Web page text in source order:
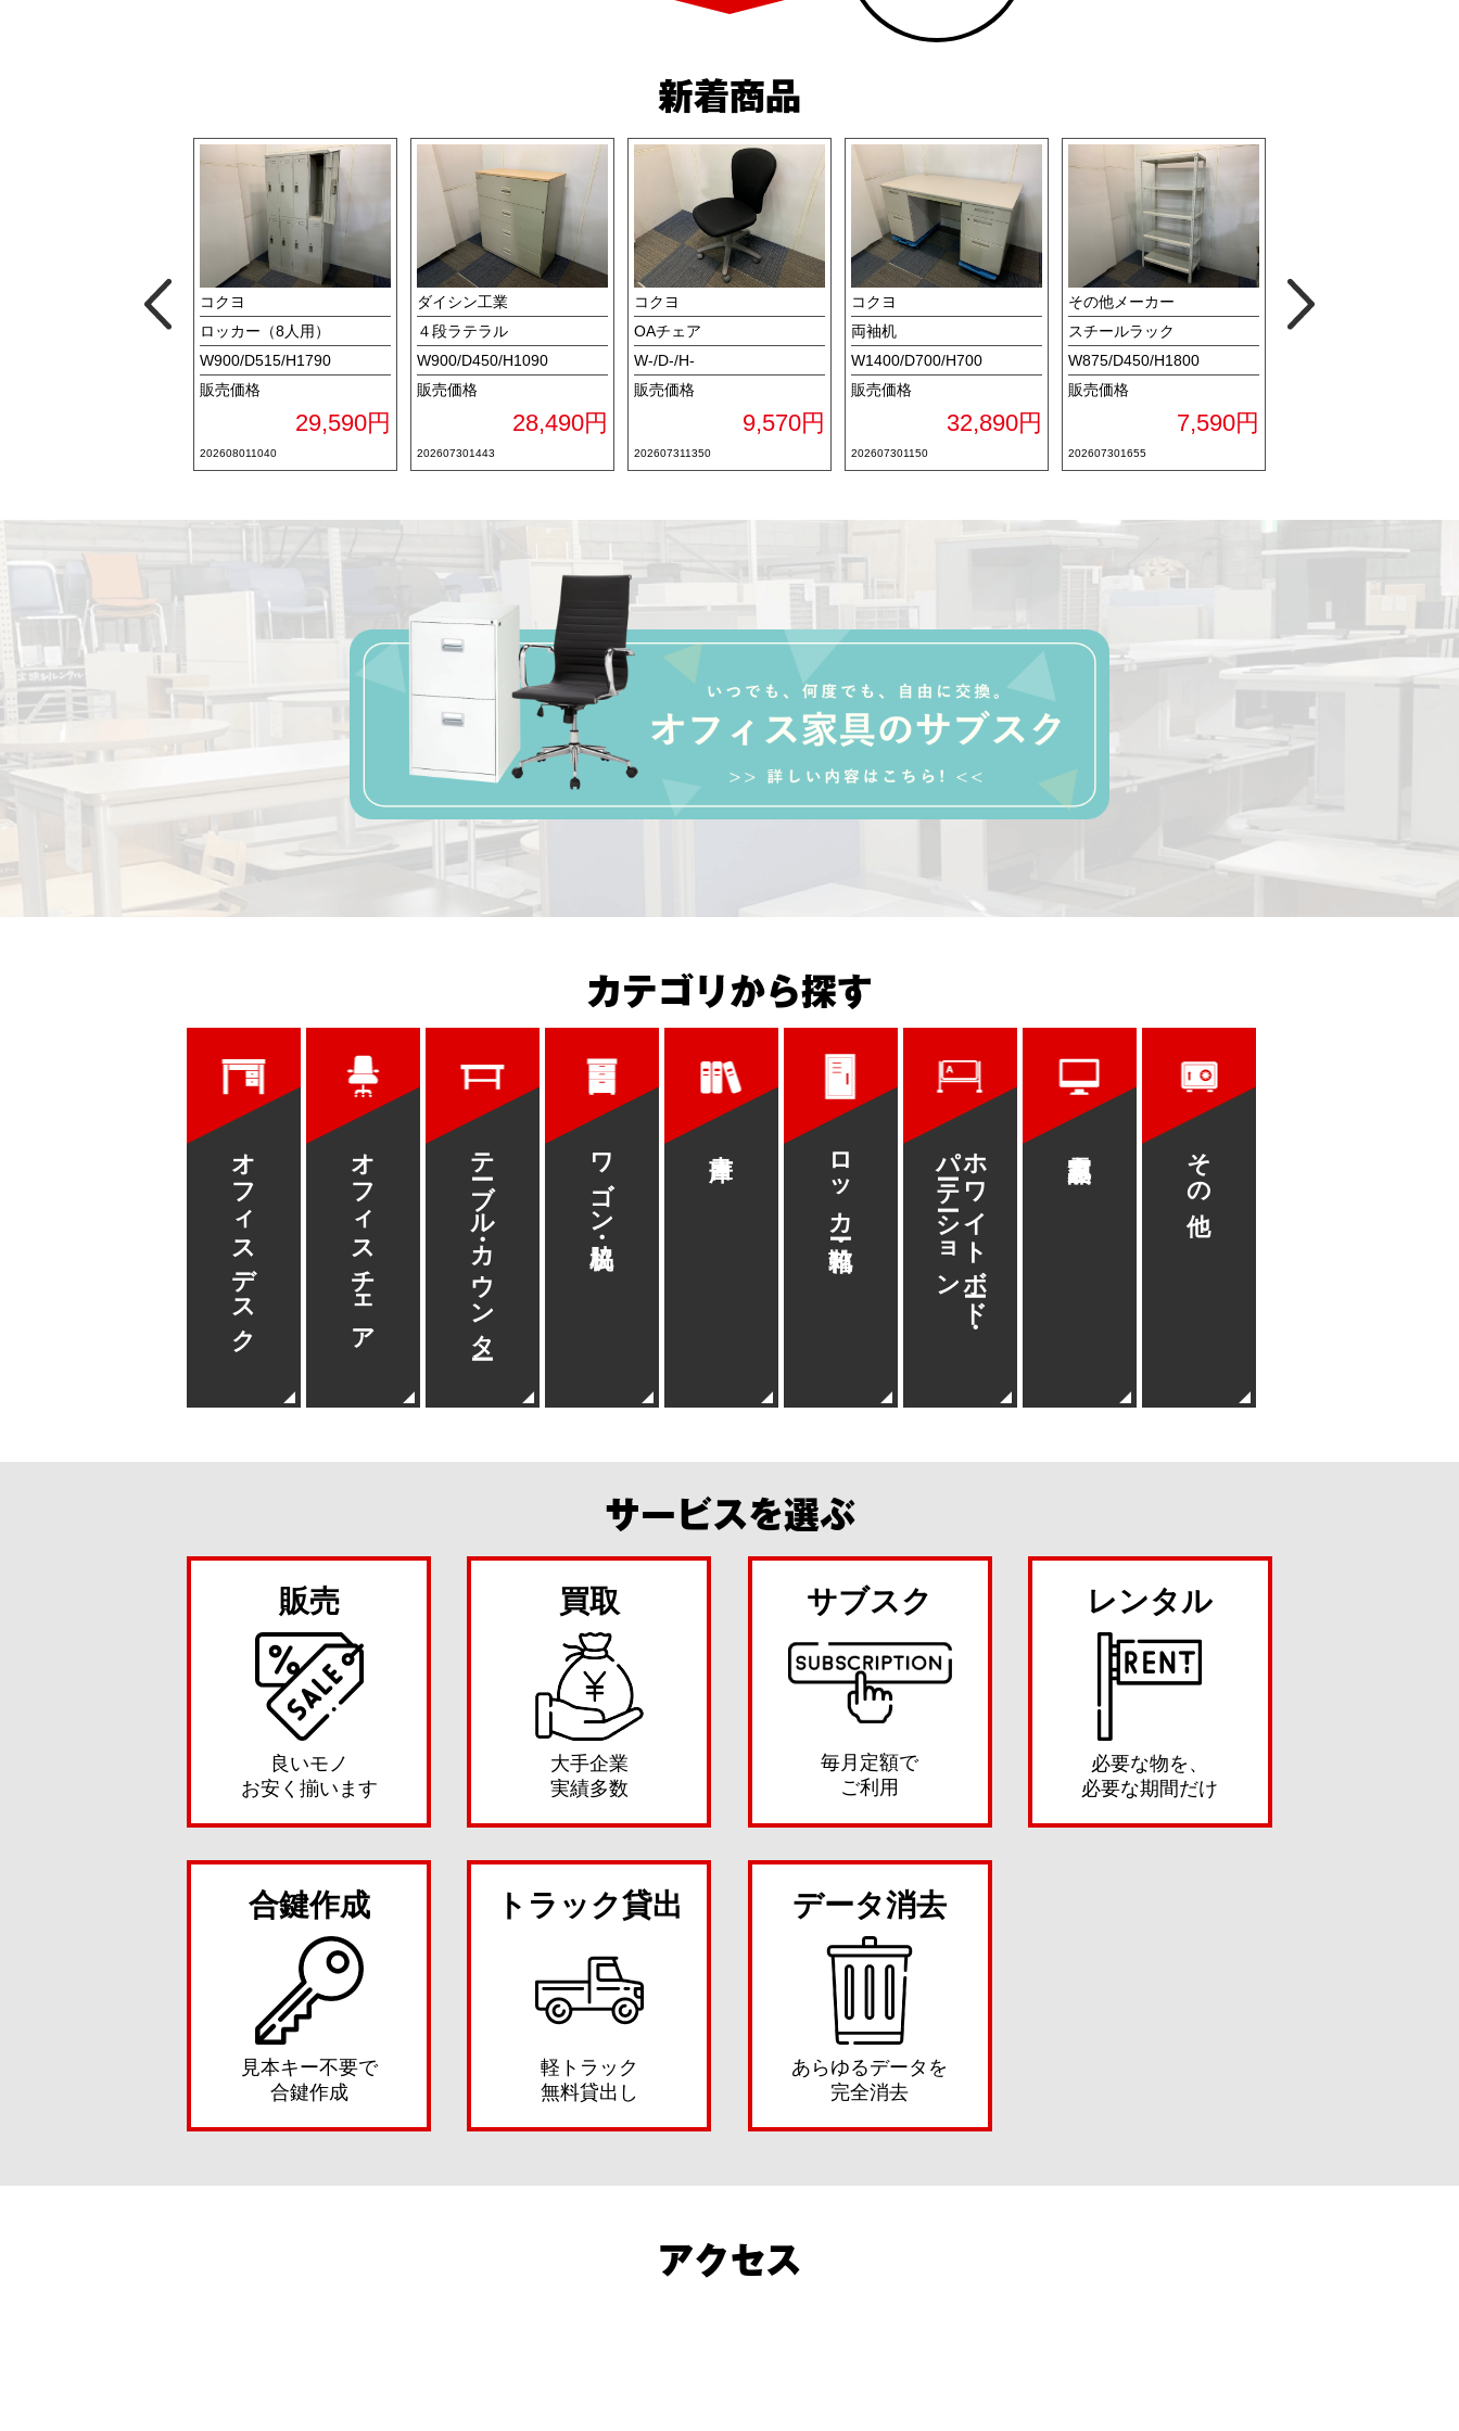
新着商品
コクヨ
ロッカー（8人用）
W900/D515/H1790
販売価格
29,590円
202608011040
ダイシン工業
４段ラテラル
W900/D450/H1090
販売価格
28,490円
202607301443
コクヨ
OAチェア
W-/D-/H-
販売価格
9,570円
202607311350
コクヨ
両袖机
W1400/D700/H700
販売価格
32,890円
202607301150
その他メーカー
スチールラック
W875/D450/H1800
販売価格
7,590円
202607301655
プラス
平机
カテゴリから探す
オフィスデスク オフィスチェア テーブル・カウンター ワゴン・脇机 ロッカー・靴箱 ホワイトボード・
パーテーション その他
サービスを選ぶ
販売
良いモノ
お安く揃います
買取
大手企業
実績多数
サブスク
毎月定額で
ご利用
レンタル
必要な物を、
必要な期間だけ
合鍵作成
見本キー不要で
合鍵作成
トラック貸出
軽トラック
無料貸出し
データ消去
あらゆるデータを
完全消去
アクセス